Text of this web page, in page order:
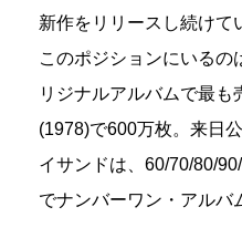
新作をリリースし続けて
このポジションにいるの
リジナルアルバムで最も
(1978)で600万枚。来日
イサンドは、60/70/80/
でナンバーワン・アルバ